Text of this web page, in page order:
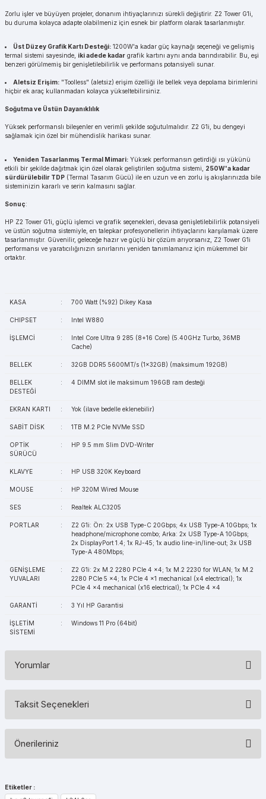
Zorlu işler ve büyüyen projeler, donanım ihtiyaçlarınızı sürekli değiştirir. Z2 Tower G1i,
bu duruma kolayca adapte olabilmeniz için esnek bir platform olarak tasarlanmıştır.
Üst Düzey Grafik Kartı Desteği: 1200W'a kadar güç kaynağı seçeneği ve gelişmiş
termal sistemi sayesinde, iki adede kadar grafik kartını aynı anda barındırabilir. Bu, eşi
benzeri görülmemiş bir genişletilebilirlik ve performans potansiyeli sunar.
Aletsiz Erişim: "Toolless" (aletsiz) erişim özelliği ile bellek veya depolama birimlerini
hiçbir ek araç kullanmadan kolayca yükseltebilirsiniz.
Soğutma ve Üstün Dayanıklılık
Yüksek performanslı bileşenler en verimli şekilde soğutulmalıdır. Z2 G1i, bu dengeyi
sağlamak için özel bir mühendislik harikası sunar.
Yeniden Tasarlanmış Termal Mimari: Yüksek performansın getirdiği ısı yükünü
etkili bir şekilde dağıtmak için özel olarak geliştirilen soğutma sistemi, 250W'a kadar
sürdürülebilir TDP (Termal Tasarım Gücü) ile en uzun ve en zorlu iş akışlarınızda bile
sisteminizin kararlı ve serin kalmasını sağlar.
Sonuç:
HP Z2 Tower G1i, güçlü işlemci ve grafik seçenekleri, devasa genişletilebilirlik potansiyeli
ve üstün soğutma sistemiyle, en talepkar profesyonellerin ihtiyaçlarını karşılamak üzere
tasarlanmıştır. Güvenilir, geleceğe hazır ve güçlü bir çözüm arıyorsanız, Z2 Tower G1i
performansı ve yaratıcılığınızın sınırlarını yeniden tanımlamanız için mükemmel bir
ortaktır.
KASA : 700 Watt (%92) Dikey Kasa
CHIPSET : Intel W880
İŞLEMCİ :
Intel Core Ultra 9 285 (8+16 Core) (5.40GHz Turbo, 36MB
Cache)
BELLEK : 32GB DDR5 5600MT/s (1x32GB) (maksimum 192GB)
BELLEK
DESTEĞİ
: 4 DIMM slot ile maksimum 196GB ram desteği
EKRAN KARTI : Yok (ilave bedelle eklenebilir)
SABİT DİSK : 1TB M.2 PCIe NVMe SSD
OPTİK
SÜRÜCÜ
: HP 9.5 mm Slim DVD-Writer
KLAVYE : HP USB 320K Keyboard
MOUSE : HP 320M Wired Mouse
SES : Realtek ALC3205
PORTLAR :
Z2 G1i: Ön: 2x USB Type-C 20Gbps; 4x USB Type-A 10Gbps; 1x
headphone/microphone combo; Arka: 2x USB Type-A 10Gbps;
2x DisplayPort 1.4; 1x RJ-45; 1x audio line-in/line-out; 3x USB
Type-A 480Mbps;
GENİŞLEME
YUVALARI
:
Z2 G1i: 2x M.2 2280 PCIe 4 x4; 1x M.2 2230 for WLAN; 1x M.2
2280 PCIe 5 x4; 1x PCIe 4 x1 mechanical (x4 electrical); 1x
PCIe 4 x4 mechanical (x16 electrical); 1x PCIe 4 x4
GARANTİ : 3 Yıl HP Garantisi
İŞLETİM
SİSTEMİ
: Windows 11 Pro (64bit)
Yorumlar
Taksit Seçenekleri
Önerileriniz
tarafımıza iletebilirsiniz.
Etiketler :